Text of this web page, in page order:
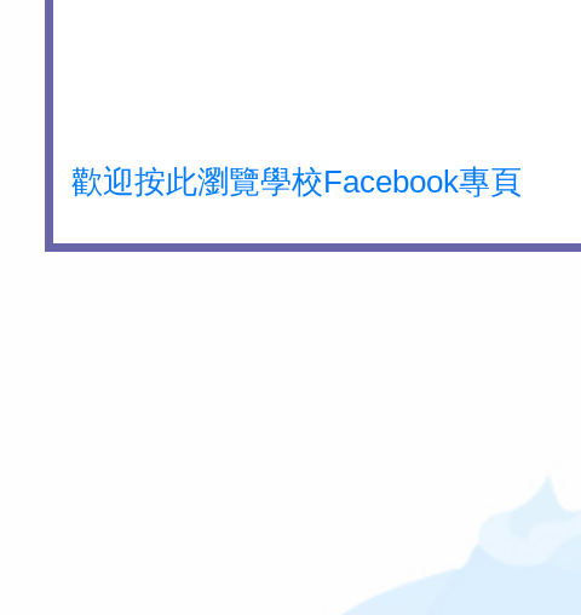
歡迎按此瀏覽學校Facebook專頁